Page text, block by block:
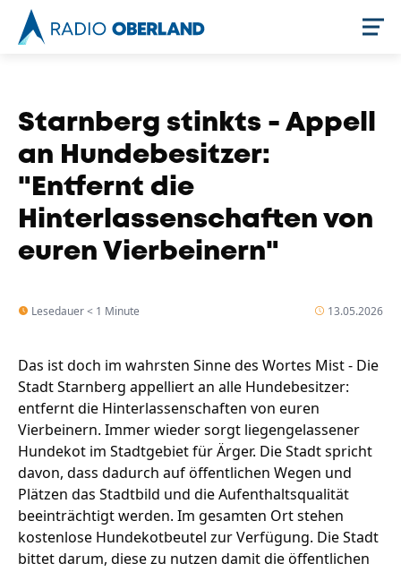
Newsreader
Stellenangebote
Unternehmen
Das geheime Geräusch
Wandern
Team
Starnberg stinkts - Appell
an Hundebesitzer:
"Entfernt die
Hinterlassenschaften von
euren Vierbeinern"
Lesedauer < 1 Minute 13.05.2026
Das ist doch im wahrsten Sinne des Wortes Mist - Die
Stadt Starnberg appelliert an alle Hundebesitzer:
entfernt die Hinterlassenschaften von euren
Vierbeinern. Immer wieder sorgt liegengelassener
Hundekot im Stadtgebiet für Ärger. Die Stadt spricht
davon, dass dadurch auf öffentlichen Wegen und
Plätzen das Stadtbild und die Aufenthaltsqualität
beeinträchtigt werden. Im gesamten Ort stehen
kostenlose Hundekotbeutel zur Verfügung. Die Stadt
bittet darum, diese zu nutzen damit die öffentlichen